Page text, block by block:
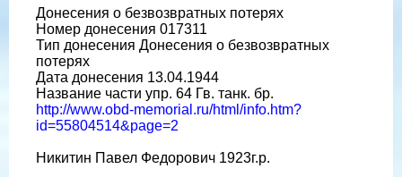
Донесения о безвозвратных потерях
Номер донесения 017311
Тип донесения Донесения о безвозвратных
потерях
Дата донесения 13.04.1944
Название части упр. 64 Гв. танк. бр.
http://www.obd-memorial.ru/html/info.htm?
id=55804514&page=2
Никитин Павел Федорович 1923г.р.